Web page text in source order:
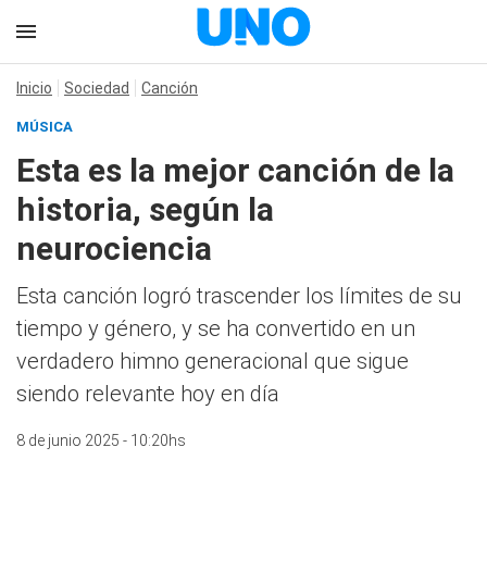
Inicio Sociedad Canción
MÚSICA
Esta es la mejor canción de la
historia, según la
neurociencia
Esta canción logró trascender los límites de su
tiempo y género, y se ha convertido en un
verdadero himno generacional que sigue
siendo relevante hoy en día
8 de junio 2025 - 10:20hs